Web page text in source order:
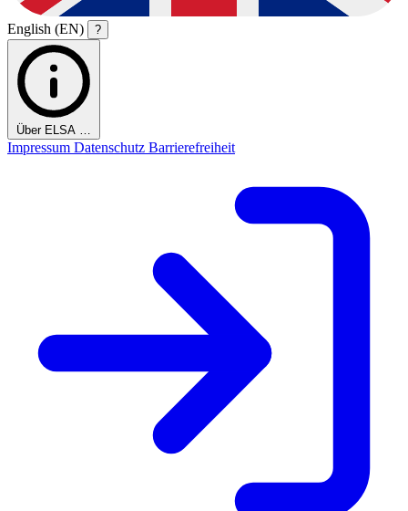
English (EN) ?
Über ELSA …
Impressum Datenschutz Barrierefreiheit